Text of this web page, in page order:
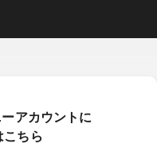
アカウントに
こちら